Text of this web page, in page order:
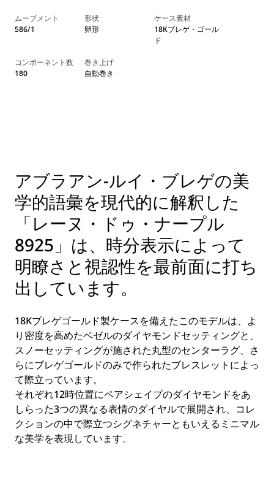
ムーブメント
586/1
形状
卵形
ケース素材
18Kブレゲ・ゴール
ド
コンポーネント数
180
巻き上げ
自動巻き
アブラアン-ルイ・ブレゲの美
学的語彙を現代的に解釈した
「レーヌ・ドゥ・ナープル
8925」は、時分表示によって
明瞭さと視認性を最前面に打ち
出しています。
18Kブレゲゴールド製ケースを備えたこのモデルは、よ
り密度を高めたベゼルのダイヤモンドセッティングと、
スノーセッティングが施された丸型のセンターラグ、さ
らにブレゲゴールドのみで作られたブレスレットによっ
て際立っています。
それぞれ12時位置にペアシェイプのダイヤモンドをあ
しらった3つの異なる表情のダイヤルで展開され、コレ
クションの中で際立つシグネチャーともいえるミニマル
な美学を表現しています。